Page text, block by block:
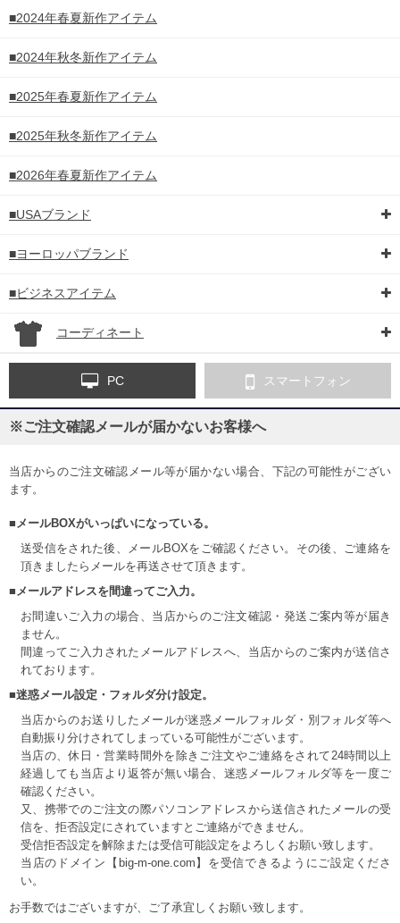
■2024年春夏新作アイテム
■2024年秋冬新作アイテム
■2025年春夏新作アイテム
■2025年秋冬新作アイテム
■2026年春夏新作アイテム
■USAブランド
■ヨーロッパブランド
■ビジネスアイテム
コーディネート
PC スマートフォン
※ご注文確認メールが届かないお客様へ
当店からのご注文確認メール等が届かない場合、下記の可能性がござい
ます。
■メールBOXがいっぱいになっている。
送受信をされた後、メールBOXをご確認ください。その後、ご連絡を
頂きましたらメールを再送させて頂きます。
■メールアドレスを間違ってご入力。
お間違いご入力の場合、当店からのご注文確認・発送ご案内等が届き
ません。
間違ってご入力されたメールアドレスへ、当店からのご案内が送信さ
れております。
■迷惑メール設定・フォルダ分け設定。
当店からのお送りしたメールが迷惑メールフォルダ・別フォルダ等へ
自動振り分けされてしまっている可能性がございます。
当店の、休日・営業時間外を除きご注文やご連絡をされて24時間以上
経過しても当店より返答が無い場合、迷惑メールフォルダ等を一度ご
確認ください。
又、携帯でのご注文の際パソコンアドレスから送信されたメールの受
信を、拒否設定にされていますとご連絡ができません。
受信拒否設定を解除または受信可能設定をよろしくお願い致します。
当店のドメイン【big-m-one.com】を受信できるようにご設定くださ
い。
お手数ではございますが、ご了承宜しくお願い致します。